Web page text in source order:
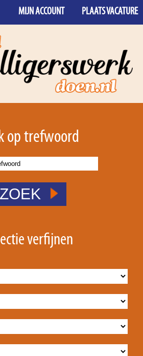
PLAATS VACATURE
MIJN ACCOUNT
op trefwoord
ZOEK
verfijnen